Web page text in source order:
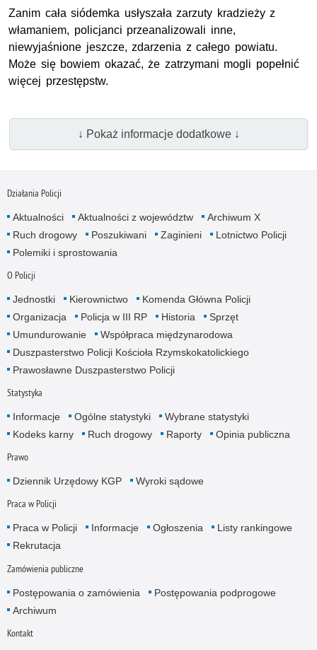
Zanim cała siódemka usłyszała zarzuty kradzieży z
włamaniem, policjanci przeanalizowali inne,
niewyjaśnione jeszcze, zdarzenia z całego powiatu.
Może się bowiem okazać, że zatrzymani mogli popełnić
więcej przestępstw.
↓ Pokaż informacje dodatkowe ↓
Działania Policji
Aktualności Aktualności z województw
Archiwum X
Ruch drogowy
Poszukiwani Zaginieni
Lotnictwo Policji
Polemiki i sprostowania
O Policji
Jednostki Kierownictwo
Komenda Główna Policji
Organizacja
Policja w III RP Historia
Sprzęt
Umundurowanie
Współpraca międzynarodowa
Duszpasterstwo Policji Kościoła Rzymskokatolickiego
Prawosławne Duszpasterstwo Policji
Statystyka
Informacje Ogólne statystyki
Wybrane statystyki
Kodeks karny
Ruch drogowy Raporty Opinia publiczna
Prawo
Dziennik Urzędowy KGP Wyroki sądowe
Praca w Policji
Praca w Policji Informacje Ogłoszenia
Listy rankingowe
Rekrutacja
Zamówienia publiczne
Postępowania o zamówienia
Postępowania podprogowe
Archiwum
Kontakt